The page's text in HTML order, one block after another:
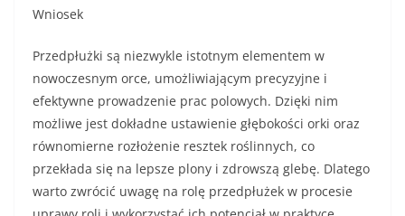
Wniosek
Przedpłużki są niezwykle istotnym elementem w
nowoczesnym orce, umożliwiającym precyzyjne i
efektywne prowadzenie prac polowych. Dzięki nim
możliwe jest dokładne ustawienie głębokości orki oraz
równomierne rozłożenie resztek roślinnych, co
przekłada się na lepsze plony i zdrowszą glebę. Dlatego
warto zwrócić uwagę na rolę przedpłużek w procesie